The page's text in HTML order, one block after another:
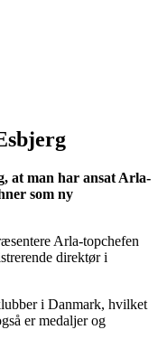
at man har ansat Arla-
som ny
Arla-topchefen
direktør i
i Danmark, hvilket
er medaljer og